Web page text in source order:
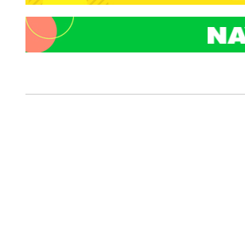
-4502초 전 >미 워싱턴주 스포캔 시의 통제불
55분 전 >
[속보] 호르무즈 해협 이란-오만 협